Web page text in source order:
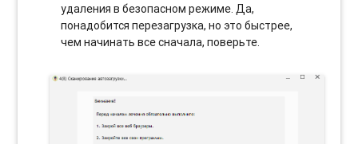
удаления в безопасном режиме. Да,
понадобится перезагрузка, но это быстрее,
чем начинать все сначала, поверьте.